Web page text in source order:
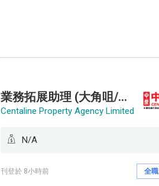
業務拓展助理 (大角咀/荔枝角/九龍塘)
Centaline Property Agency Limited
N/A
刊登於 8小時前 全職